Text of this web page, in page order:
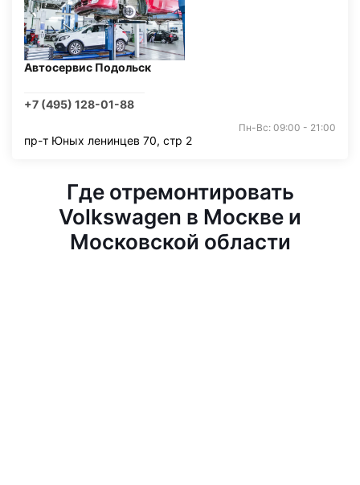
Автосервис Подольск
+7 (495) 128-01-88
Пн-Вс: 09:00 - 21:00
пр-т Юных ленинцев 70, стр 2
Где отремонтировать
Volkswagen в Москве и
Московской области